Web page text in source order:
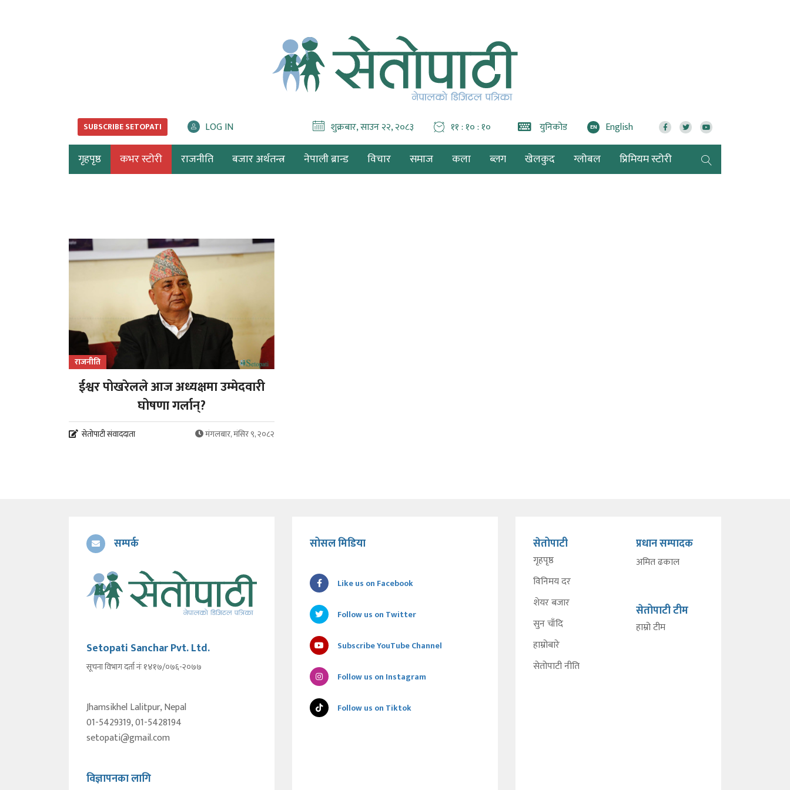
SUBSCRIBE SETOPATI LOG IN शुक्रबार, साउन २२, २०८३ ११ : १० : १० युनिकोड EN English
गृहपृष्ठ कभर स्टोरी राजनीति बजार अर्थतन्त्र नेपाली ब्रान्ड विचार समाज कला ब्लग खेलकुद ग्लोबल प्रिमियम स्टोरी
राजनीति
ईश्वर पोखरेलले आज अध्यक्षमा उम्मेदवारी
घोषणा गर्लान्?
सेतोपाटी संवाददाता मंगलबार, मंसिर ९, २०८२
सम्पर्क
Setopati Sanchar Pvt. Ltd.
सूचना विभाग दर्ता नंः १४१७/०७६-२०७७
Jhamsikhel Lalitpur, Nepal
01-5429319, 01-5428194
setopati@gmail.com
विज्ञापनका लागि
सोसल मिडिया
Like us on Facebook
Follow us on Twitter
Subscribe YouTube Channel
Follow us on Instagram
Follow us on Tiktok
सेतोपाटी
गृहपृष्ठ
विनिमय दर
शेयर बजार
सुन चाँदि
हाम्रोबारे
सेतोपाटी नीति
प्रधान सम्पादक
अमित ढकाल
सेतोपाटी टीम
हाम्रो टीम